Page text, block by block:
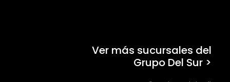
Ver más sucursales del
Grupo Del Sur >